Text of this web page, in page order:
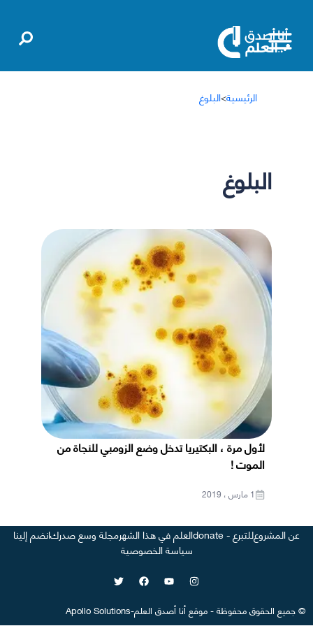
الرئيسية>البلوغ
البلوغ
لأول مرة ، البكتيريا تدخل وضع الزومبي للنجاة من
الموت !
1 مارس ، 2019
عن المشروعللتبرع - donate العلم في هذا الشهرمجلة وسع صدركانضم إلينا
سياسة الخصوصية
©جميع الحقوق محفوظة-موقعأنا أصدق العلم-
Apollo Solutions